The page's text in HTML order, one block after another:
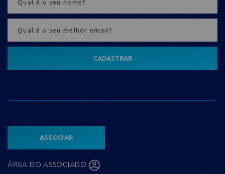
CADASTRAR
ASSOCIAR
ÁREA DO ASSOCIADO